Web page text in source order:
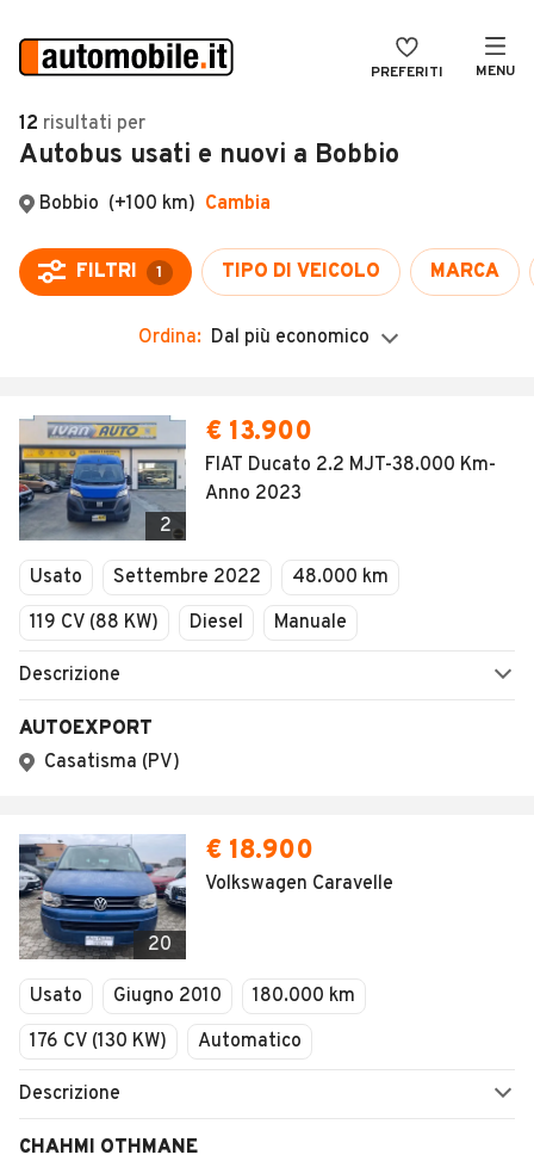
PREFERITI MENU
Auto
Auto usate
Auto Km 0
Auto Nuove
Noleggio a lungo termine
Moto
Camper
Veicoli Commerciali
Concessionari
VENDI
MAGAZINE
ACCEDI
12 risultati per
Autobus usati e nuovi a Bobbio
Bobbio (+100 km) Cambia
FILTRI 1 TIPO DI VEICOLO MARCA
Ordina: Dal più economico
2
€ 13.900
FIAT Ducato 2.2 MJT-38.000 Km-
Anno 2023
Usato Settembre 2022
48.000 km
119 CV (88 KW)
Diesel Manuale
Descrizione
AUTOEXPORT
Casatisma (PV)
20
€ 18.900
Volkswagen Caravelle
Usato Giugno 2010
180.000 km
176 CV (130 KW)
Automatico
Descrizione
CHAHMI OTHMANE